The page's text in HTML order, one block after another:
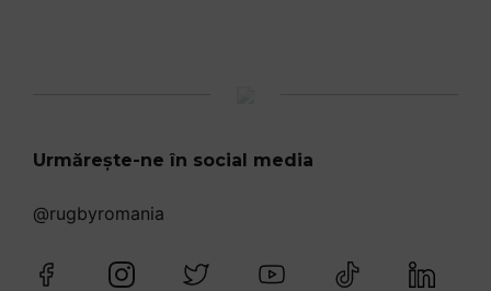
Urmărește-ne în social media
@rugbyromania